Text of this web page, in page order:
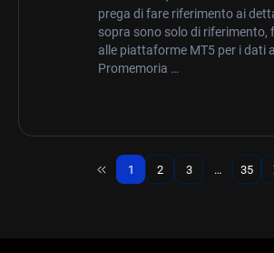
prega di fare riferimento ai
sopra sono solo di riferimento,
alle piattaforme MT5 per i dati
Promemoria …
Page
1 Page
2 Page
3 … Page
35